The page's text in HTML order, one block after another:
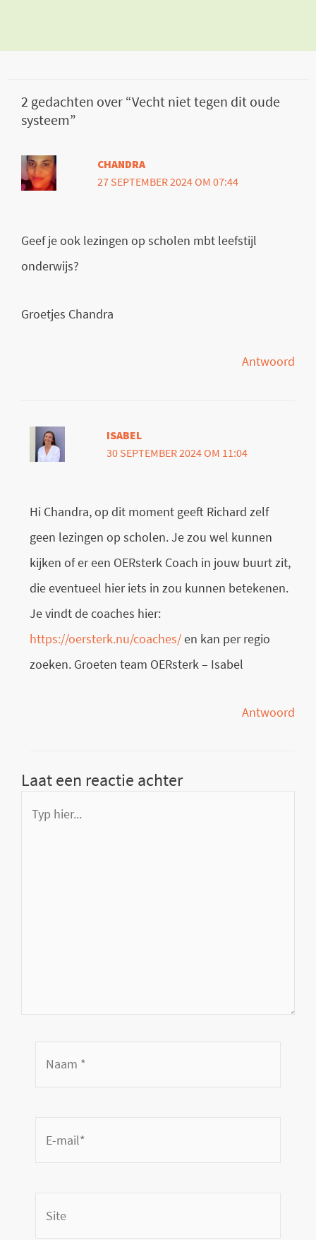
2 gedachten over “Vecht niet tegen dit oude
systeem”
CHANDRA
27 SEPTEMBER 2024 OM 07:44
Geef je ook lezingen op scholen mbt leefstijl
onderwijs?
Groetjes Chandra
Antwoord
ISABEL
30 SEPTEMBER 2024 OM 11:04
Hi Chandra, op dit moment geeft Richard zelf
geen lezingen op scholen. Je zou wel kunnen
kijken of er een OERsterk Coach in jouw buurt zit,
die eventueel hier iets in zou kunnen betekenen.
Je vindt de coaches hier:
https://oersterk.nu/coaches/en kan per regio
zoeken. Groeten team OERsterk – Isabel
Antwoord
Laat een reactie achter